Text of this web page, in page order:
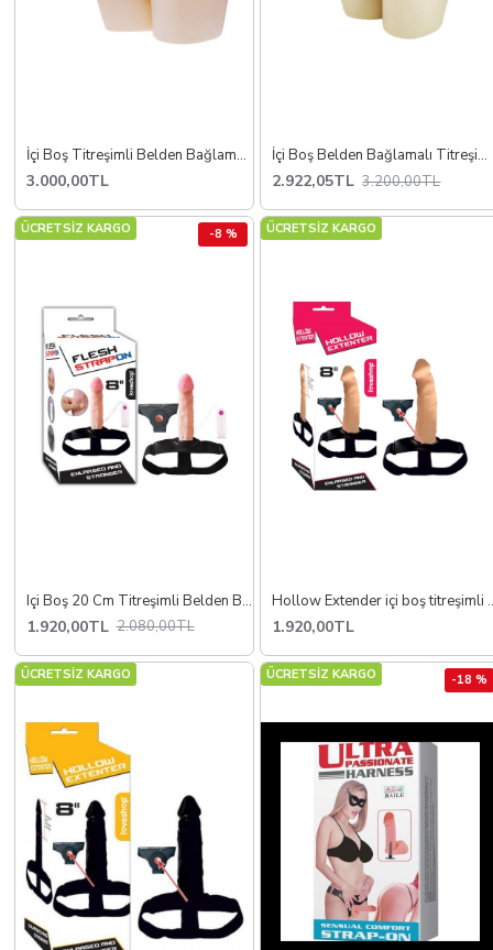
İçi Boş Titreşimli Belden Bağlamalı Penis
3.000,00TL
İçi Boş Belden Bağlamalı Titreşimli Protez Strapon
2.922,05TL 3.200,00TL
ÜCRETSİZ KARGO -8 %
Içi Boş 20 Cm Titreşimli Belden Bağlamalı Penis Strapon
1.920,00TL 2.080,00TL
ÜCRETSİZ KARGO
Hollow Extender
1.920,00TL
ÜCRETSİZ KARGO ÜCRETSİZ KARGO -18 %